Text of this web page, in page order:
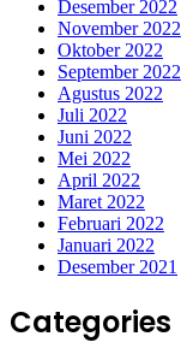
Desember 2022
November 2022
Oktober 2022
September 2022
Agustus 2022
Juli 2022
Juni 2022
Mei 2022
April 2022
Maret 2022
Februari 2022
Januari 2022
Desember 2021
Categories